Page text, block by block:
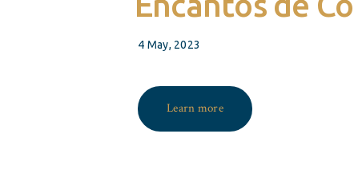
4 May, 2023
Learn more